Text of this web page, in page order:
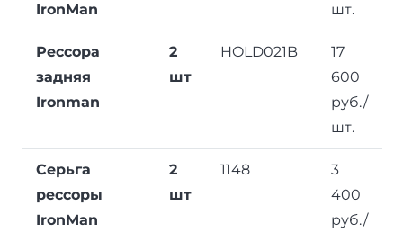
IronMan
шт.
Рессора
задняя
Ironman
2
шт
HOLD021B
17
600
руб./
шт.
Серьга
рессоры
IronMan
2
шт
1148
3
400
руб./